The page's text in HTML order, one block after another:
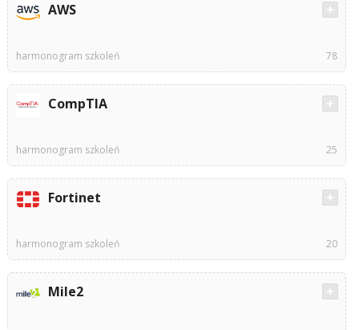
AWS
harmonogram szkoleń 78
CompTIA
harmonogram szkoleń 25
Fortinet
harmonogram szkoleń 20
Mile2